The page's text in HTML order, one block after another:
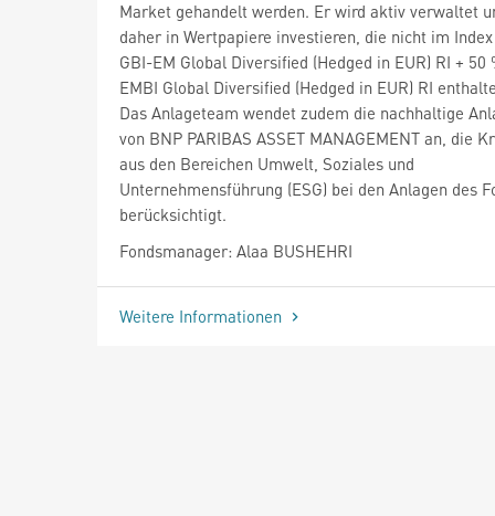
Market gehandelt werden. Er wird aktiv verwaltet
daher in Wertpapiere investieren, die nicht im
GBI-EM Global Diversified (Hedged in EUR) RI + 50
EMBI Global Diversified (Hedged in EUR) RI
Das Anlageteam wendet zudem die nachhaltige
von BNP PARIBAS ASSET MANAGEMENT an, die
aus den Bereichen Umwelt, Soziales und
Unternehmensführung (ESG) bei den Anlagen des
berücksichtigt.
Fondsmanager: Alaa BUSHEHRI
Weitere Informationen